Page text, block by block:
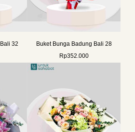
32
Buket Bunga Badung Bali 28
Rp352.000